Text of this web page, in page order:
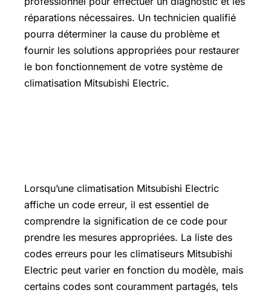
réparations nécessaires. Un technicien qualifié
pourra déterminer la cause du problème et
fournir les solutions appropriées pour restaurer
le bon fonctionnement de votre système de
climatisation Mitsubishi Electric.
Lorsqu’une climatisation Mitsubishi Electric
affiche un code erreur, il est essentiel de
comprendre la signification de ce code pour
prendre les mesures appropriées. La liste des
codes erreurs pour les climatiseurs Mitsubishi
Electric peut varier en fonction du modèle, mais
certains codes sont couramment partagés, tels